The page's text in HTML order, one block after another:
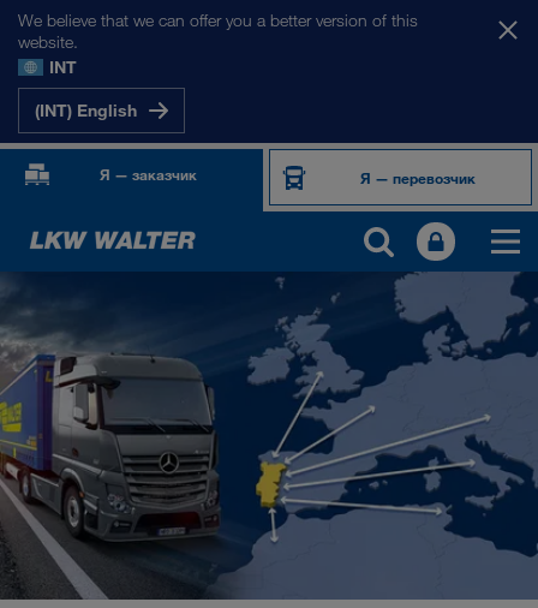
We believe that we can offer you a better version of this
website.
INT
(INT) English
Я — заказчик Я — перевозчик
НАШИ РЫНКИ
Европа
Центральная Азия
Россия
Ближний Восток